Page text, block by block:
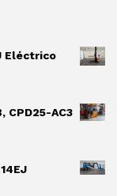
Eléctrico
CPD25-AC3